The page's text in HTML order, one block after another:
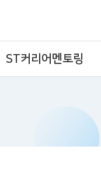
ST커리어멘토링